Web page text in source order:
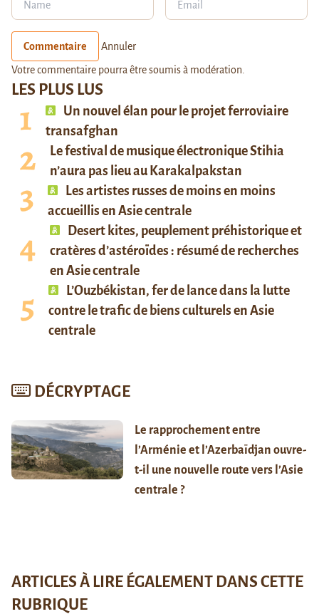
LES PLUS LUS
Un nouvel élan pour le projet ferroviaire
transafghan
Le festival de musique électronique Stihia
n’aura pas lieu au Karakalpakstan
Les artistes russes de moins en moins
accueillis en Asie centrale
Desert kites, peuplement préhistorique et
cratères d’astéroïdes : résumé de recherches
en Asie centrale
L’Ouzbékistan, fer de lance dans la lutte
contre le trafic de biens culturels en Asie
centrale
DÉCRYPTAGE
Le rapprochement entre
l’Arménie et l’Azerbaïdjan ouvre-
t-il une nouvelle route vers l’Asie
centrale ?
Commentaire Annuler
Votre commentaire pourra être soumis à modération.
ARTICLES À LIRE ÉGALEMENT DANS CETTE
RUBRIQUE